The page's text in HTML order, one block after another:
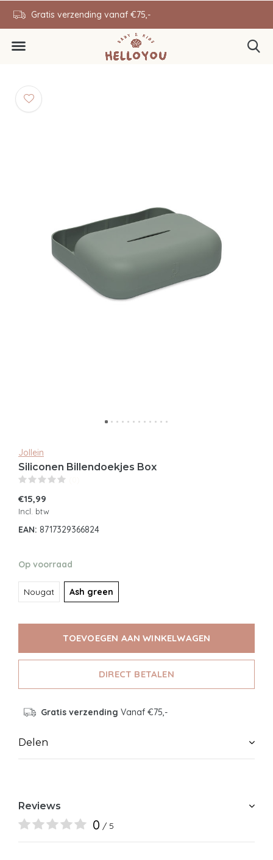
Gratis verzending vanaf €75,-
Jollein
Siliconen Billendoekjes Box
€15,99
Incl. btw
EAN: 8717329366824
Op voorraad
Nougat Ash green
TOEVOEGEN AAN WINKELWAGEN
DIRECT BETALEN
Gratis verzending Vanaf €75,-
Delen
Reviews
0 / 5